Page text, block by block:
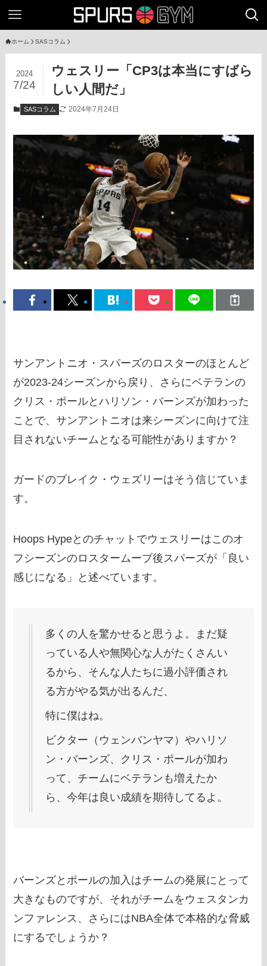
ホーム SASコラム
ウェスリー「CP3は本当にすばら
しい人間だ」
2024
7/24
SASコラム 2024年7月24日
サンアントニオ・スパーズのロスターのほとんど
が2023-24シーズンから戻り、さらにベテランの
クリス・ポールとハリソン・バーンズが加わった
ことで、サンアントニオは来シーズンに向けて注
目されないチームとなる可能性がありますか？
ガードのブレイク・ウェズリーはそう信じていま
す。
Hoops Hypeとのチャットでウェスリーはこのオ
フシーズンのロスタームーブ後スパーズが「良い
感じになる」と述べています。
多くの人を驚かせると思うよ。まだ疑
っている人や無関心な人がたくさんい
るから、そんな人たちに過小評価され
る方がやる気が出るんだ、
特に僕はね。
ビクター（ウェンバンヤマ）やハリソ
ン・バーンズ、クリス・ポールが加わ
って、チームにベテランも増えたか
ら、今年は良い成績を期待してるよ。
バーンズとポールの加入はチームの発展にとって
大きなものですが、それがチームをウェスタンカ
ンファレンス、さらにはNBA全体で本格的な脅威
にするでしょうか？